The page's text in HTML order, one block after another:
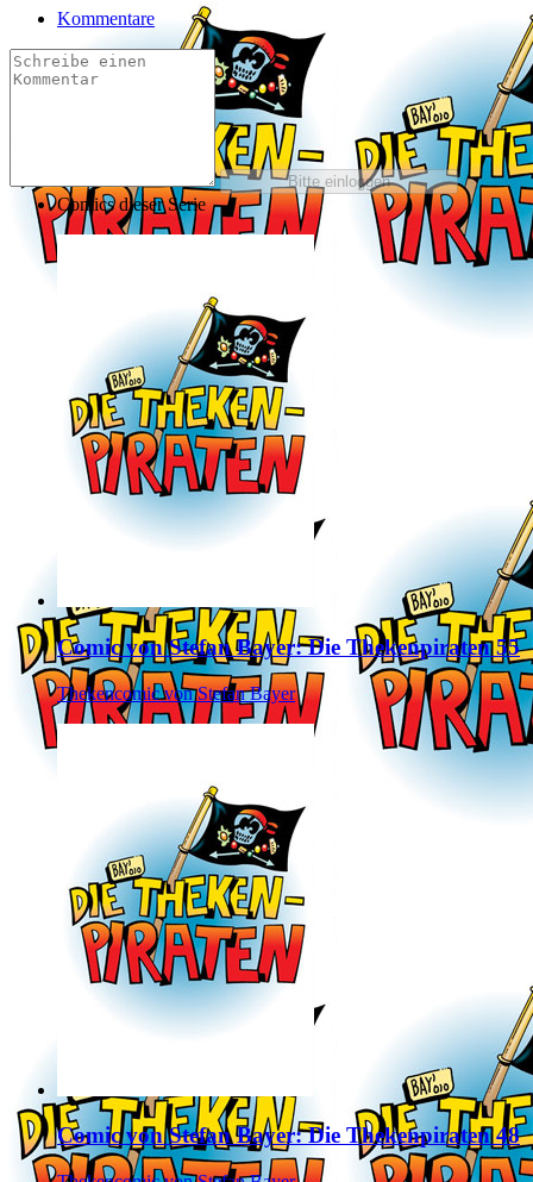
Kommentare
Comics dieser Serie
Comic von Stefan Bayer: Die Thekenpiraten 55
Thekencomic von Stefan Bayer
Comic von Stefan Bayer: Die Thekenpiraten 48